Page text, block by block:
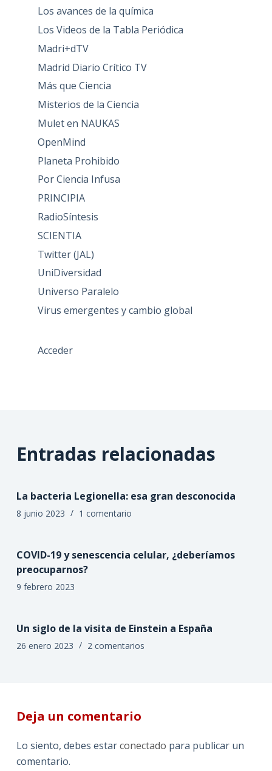
Los avances de la química
Los Videos de la Tabla Periódica
Madri+dTV
Madrid Diario Crítico TV
Más que Ciencia
Misterios de la Ciencia
Mulet en NAUKAS
OpenMind
Planeta Prohibido
Por Ciencia Infusa
PRINCIPIA
RadioSíntesis
SCIENTIA
Twitter (JAL)
UniDiversidad
Universo Paralelo
Virus emergentes y cambio global
Acceder
Entradas relacionadas
La bacteria Legionella: esa gran desconocida
8 junio 2023 1 comentario
COVID-19 y senescencia celular, ¿deberíamos
preocuparnos?
9 febrero 2023
Un siglo de la visita de Einstein a España
26 enero 2023 2 comentarios
Deja un comentario
Lo siento, debes estarconectado para publicar un
comentario.